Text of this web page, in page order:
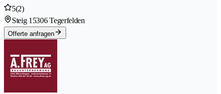
5(2)
Steig 1 5306 Tegerfelden
Offerte anfragen